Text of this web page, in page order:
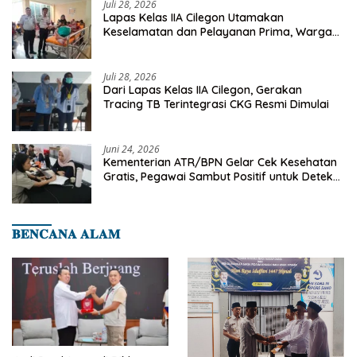
Juli 28, 2026
Lapas Kelas IIA Cilegon Utamakan
Keselamatan dan Pelayanan Prima, Warga
Juli 28, 2026
Dari Lapas Kelas IIA Cilegon, Gerakan
Tracing TB Terintegrasi CKG Resmi Dimulai
Juni 24, 2026
Kementerian ATR/BPN Gelar Cek Kesehatan
Gratis, Pegawai Sambut Positif untuk Deteksi
𝐁𝐄𝐍𝐂𝐀𝐍𝐀 𝐀𝐋𝐀𝐌